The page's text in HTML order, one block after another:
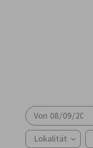
Von
Lokalität